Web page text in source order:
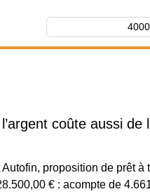
coûte aussi de
proposition de prêt
€ : acompte de